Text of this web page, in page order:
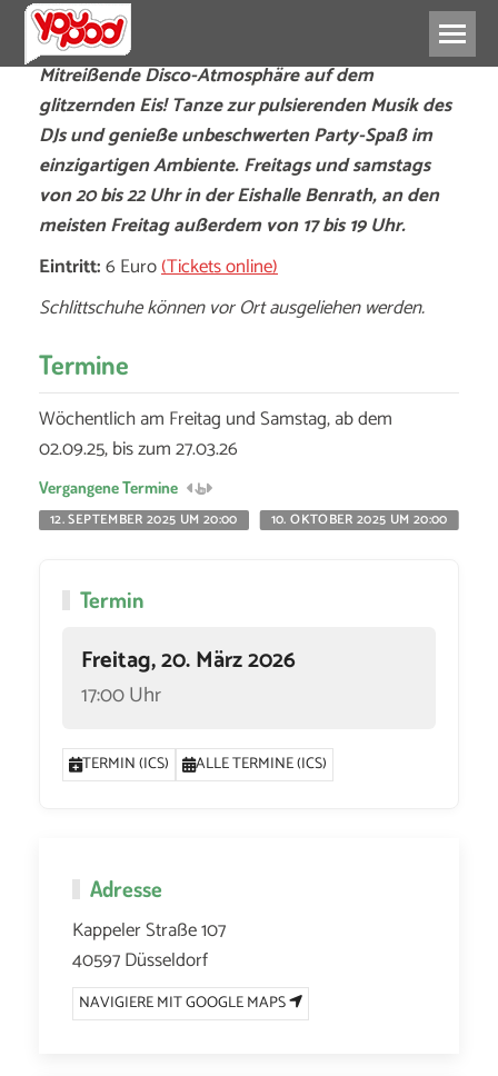
Mitreißende Disco-Atmosphäre auf dem
glitzernden Eis! Tanze zur pulsierenden Musik des
DJs und genieße unbeschwerten Party-Spaß im
einzigartigen Ambiente. Freitags und samstags
von 20 bis 22 Uhr in der Eishalle Benrath, an den
meisten Freitag außerdem von 17 bis 19 Uhr.
Eintritt:6 Euro(Tickets online)
Schlittschuhe können vor Ort ausgeliehen werden.
Termine
Wöchentlich am Freitag und Samstag, ab dem
02.09.25, bis zum 27.03.26
Vergangene Termine
12. SEPTEMBER 2025 UM 20:00
10. OKTOBER 2025 UM 20:00
Termin
Freitag, 20. März 2026
17:00 Uhr
TERMIN (ICS) ALLE TERMINE (ICS)
Adresse
Kappeler Straße 107
40597 Düsseldorf
NAVIGIERE MIT GOOGLE MAPS